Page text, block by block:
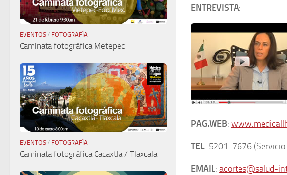
ENTREVISTA:
PAG.WEB:
TEL: 5201-7676 (Servicio
EMAIL: acortes@salud-
EVENTOS / FOTOGRAFÍA
Caminata fotográfica Metepec
EVENTOS / FOTOGRAFÍA
Caminata fotográfica Cacaxtla / Tlaxcala